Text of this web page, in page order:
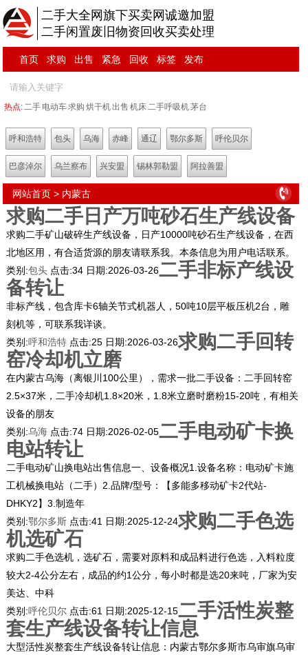
二手大全网旗下买卖网诚邀加盟
二手闲置废旧物资回收买卖处理
首页 求购 出售 紧急 回收 标签 发布
热点:二手 电动车求购 烘干机出售 机床二手呼吸机茅台
呼和浩特 包头 乌海 赤峰 通辽 鄂尔多斯 呼伦贝尔
巴彦淖尔 乌兰察布 兴安盟 锡林郭勒盟 阿拉善盟
网站首页 > 内蒙古
求购二手日产万吨砂石生产线设备
求购二手矿山破碎生产线设备，日产10000吨砂石生产线设备，在西
北地区用，有合适货源的朋友请联系我。本条信息为用户电话联系。
类别:包头 点击:34 日期:2026-03-26二手非标产线设
备转让
非标产线，包含库卡6轴关节式机器人，50吨10层平板压机2台，雕
刻机等，可联系我详谈。
类别:呼和浩特 点击:25 日期:2026-03-26求购二手回转
窑冷却机立磨
在内蒙古乌海（离银川100公里），需求一批二手设备：二手回转窑
2.5×37米，二手冷却机1.8×20米，1.8米立磨时磨粉15-20吨，有相关
设备的朋友
类别:乌海 点击:74 日期:2026-02-05二手电动矿卡换
电站转让
二手电动矿山换电站出售信息一、设备概况1.设备名称：电动矿卡施
工机械换电站（二手）2.品牌/型号：【多能多移动矿卡2代站-
DHKY2】3.制造年
类别:鄂尔多斯 点击:41 日期:2025-12-24求购二手色选
机选矿石
求购二手色选机，选矿石，需要对原料和成品料进行色选，入料粒度
较大2-4公分左右，成品的约1公分，每小时都是选20来吨，厂家为安
美达、中科
类别:呼伦贝尔 点击:61 日期:2025-12-15二手活性炭整
套生产线设备转让信息
大型活性炭整套生产线设备转让信息：内蒙古鄂尔多斯市乌审旗乌审